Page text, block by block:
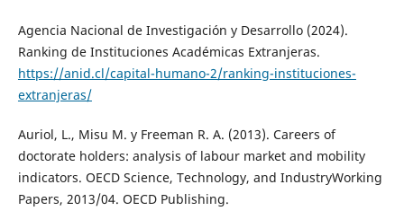
Agencia Nacional de Investigación y Desarrollo (2024).
Ranking de Instituciones Académicas Extranjeras.
https://anid.cl/capital-humano-2/ranking-instituciones-
extranjeras/
Auriol, L., Misu M. y Freeman R. A. (2013). Careers of
doctorate holders: analysis of labour market and mobility
indicators. OECD Science, Technology, and IndustryWorking
Papers, 2013/04. OECD Publishing.